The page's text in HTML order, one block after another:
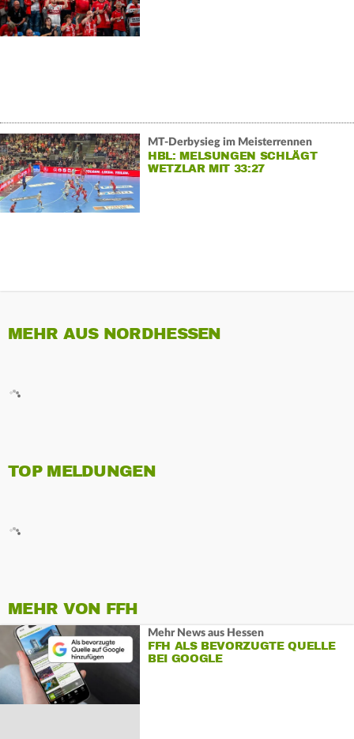
MT-Derbysieg im Meisterrennen
HBL: MELSUNGEN SCHLÄGT
WETZLAR MIT 33:27
MEHR AUS NORDHESSEN
TOP MELDUNGEN
MEHR VON FFH
Mehr News aus Hessen
FFH ALS BEVORZUGTE QUELLE
BEI GOOGLE